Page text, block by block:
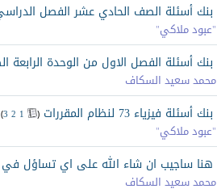
بنك أسئلة الصف الحادي عشر الفصل
"عبود ملاكي"
بنك أسئلة الفصل الاول من الوحدة الرابعة
محمد سعيد السكاف
بنك أسئلة فيزياء 73 لنظام المقررات (
1
2
3
)
"عبود ملاكي"
هنا ساجيب ان شاء الله على اي تساؤل في
محمد سعيد السكاف